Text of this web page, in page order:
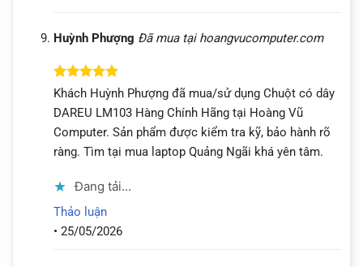
Huỳnh Phượng Đã mua tại hoangvucomputer.com
Được xếp
sao
Khách Huỳnh Phượng đã mua/sử dụng Chuột có dây
DAREU LM103 Hàng Chính Hãng tại Hoàng Vũ
Computer. Sản phẩm được kiểm tra kỹ, bảo hành rõ
ràng. Tìm tại mua laptop Quảng Ngãi khá yên tâm.
Đang tải...
Thảo luận
• 25/05/2026